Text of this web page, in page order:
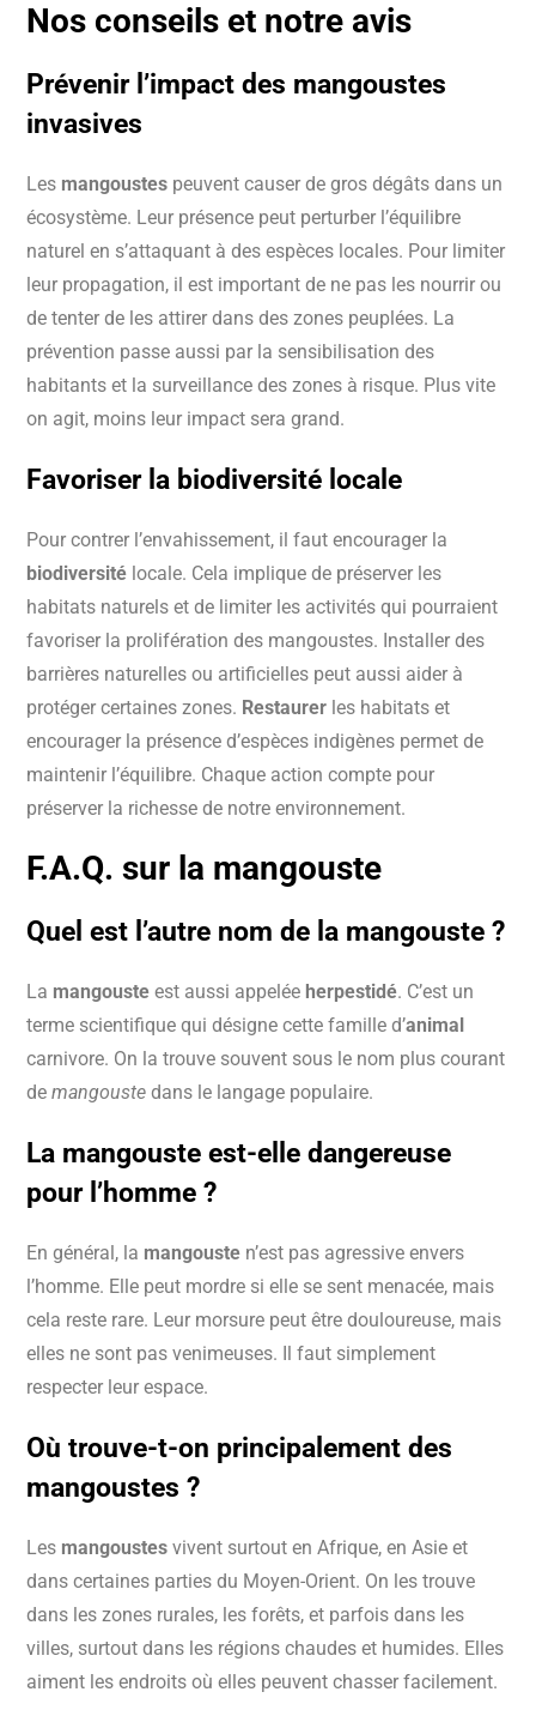
Nos conseils et notre avis
Prévenir l’impact des mangoustes
invasives
Les mangoustes peuvent causer de gros dégâts dans un
écosystème. Leur présence peut perturber l’équilibre
naturel en s’attaquant à des espèces locales. Pour limiter
leur propagation, il est important de ne pas les nourrir ou
de tenter de les attirer dans des zones peuplées. La
prévention passe aussi par la sensibilisation des
habitants et la surveillance des zones à risque. Plus vite
on agit, moins leur impact sera grand.
Favoriser la biodiversité locale
Pour contrer l’envahissement, il faut encourager la
biodiversité locale. Cela implique de préserver les
habitats naturels et de limiter les activités qui pourraient
favoriser la prolifération des mangoustes. Installer des
barrières naturelles ou artificielles peut aussi aider à
protéger certaines zones. Restaurer les habitats et
encourager la présence d’espèces indigènes permet de
maintenir l’équilibre. Chaque action compte pour
préserver la richesse de notre environnement.
F.A.Q. sur la mangouste
Quel est l’autre nom de la mangouste ?
La mangouste est aussi appelée herpestidé. C’est un
terme scientifique qui désigne cette famille d’animal
carnivore. On la trouve souvent sous le nom plus courant
de mangouste dans le langage populaire.
La mangouste est-elle dangereuse
pour l’homme ?
En général, la mangouste n’est pas agressive envers
l’homme. Elle peut mordre si elle se sent menacée, mais
cela reste rare. Leur morsure peut être douloureuse, mais
elles ne sont pas venimeuses. Il faut simplement
respecter leur espace.
Où trouve-t-on principalement des
mangoustes ?
Les mangoustes vivent surtout en Afrique, en Asie et
dans certaines parties du Moyen-Orient. On les trouve
dans les zones rurales, les forêts, et parfois dans les
villes, surtout dans les régions chaudes et humides. Elles
aiment les endroits où elles peuvent chasser facilement.